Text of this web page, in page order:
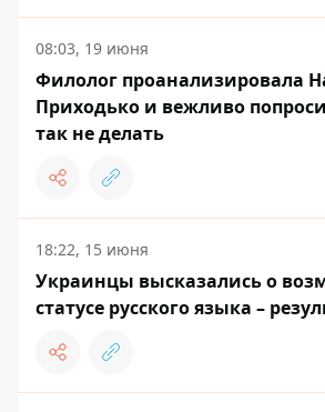
08:03, 19 июня
Филолог проанализировала
Приходько и вежливо
так не делать
18:22, 15 июня
Украинцы высказались о
статусе русского языка –